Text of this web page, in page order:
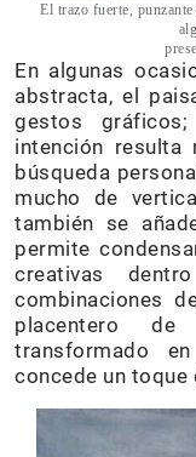
El trazo fuerte,
En algunas
abstracta, el
gestos
intención resulta
búsqueda
mucho de
también se
permite
creativas
combinaciones
placentero
transformado
concede un toque